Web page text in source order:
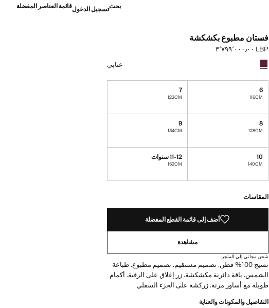
بحثتسجيل الدخولقائمة العناصر المفضلة
فستان مطبوع بكشكشة
السعر الحالي [LBP ٣٬٧٩٩٬٠٠٠٫٠٠ ]
LBP ٣٬٧٩٩٬٠٠٠٫٠٠
حدد اللون
تم اختيار اللون عنابي
عنابي
6
116CM
7
122CM
8
128CM
9
134CM
10
140CM
11-12 سنوات
152CM
المقاسات
أضف إلى قائمة القطع المفضلة
مشاهدة
شحن مجاني إلى المتجر
نسيج 100% قطن. تصميم مستقيم. تصميم مطبوع. طباعة
الشمس. ياقة دائرية مكشكشة. زر إغلاق على الرقبة. أكمام
طويلة مع أساور مرنة. زركشة على الجزء السفلي
التفاصيل والمكونات والعناية